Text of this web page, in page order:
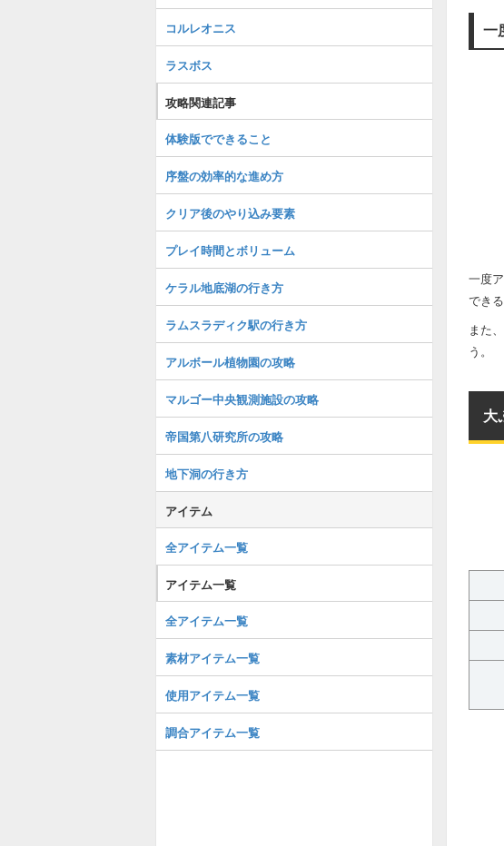
一
一度
でき
また
う。
大
コルレオニス
ラスボス
攻略関連記事
体験版でできること
序盤の効率的な進め方
クリア後のやり込み要素
プレイ時間とボリューム
ケラル地底湖の行き方
ラムスラディク駅の行き方
アルボール植物園の攻略
マルゴー中央観測施設の攻略
帝国第八研究所の攻略
地下洞の行き方
アイテム
全アイテム一覧
アイテム一覧
全アイテム一覧
素材アイテム一覧
使用アイテム一覧
調合アイテム一覧